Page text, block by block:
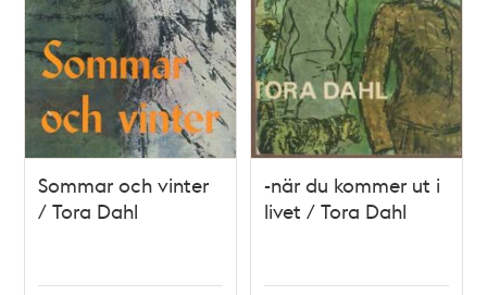
Sommar och vinter
/ Tora Dahl
-när du kommer ut i
livet / Tora Dahl